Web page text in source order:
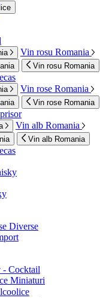
Vin rosu Romania
Vin rosu Romania
Vin rose Romania
Vin rose Romania
Vin alb Romania
Vin alb Romania
Diverse
- Cocktail
Miniaturi